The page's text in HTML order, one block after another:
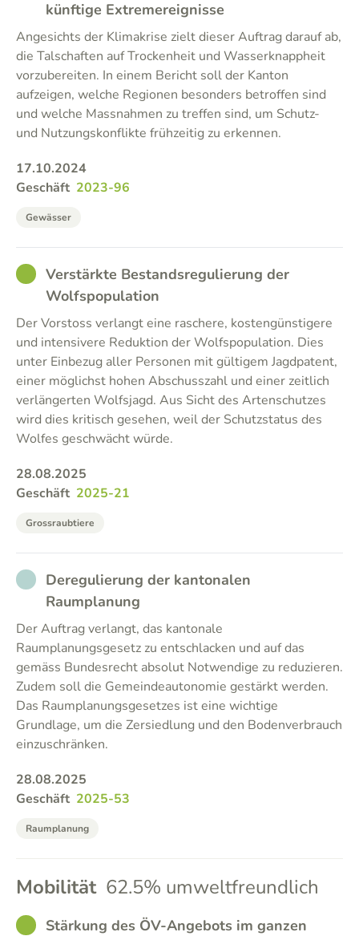
künftige Extremereignisse
Angesichts der Klimakrise zielt dieser Auftrag darauf ab,
die Talschaften auf Trockenheit und Wasserknappheit
vorzubereiten. In einem Bericht soll der Kanton
aufzeigen, welche Regionen besonders betroffen sind
und welche Massnahmen zu treffen sind, um Schutz-
und Nutzungskonflikte frühzeitig zu erkennen.
17.10.2024
Geschäft 2023-96
Gewässer
GOODVerstärkte Bestandsregulierung der
Wolfspopulation
Der Vorstoss verlangt eine raschere, kostengünstigere
und intensivere Reduktion der Wolfspopulation. Dies
unter Einbezug aller Personen mit gültigem Jagdpatent,
einer möglichst hohen Abschusszahl und einer zeitlich
verlängerten Wolfsjagd. Aus Sicht des Artenschutzes
wird dies kritisch gesehen, weil der Schutzstatus des
Wolfes geschwächt würde.
28.08.2025
Geschäft 2025-21
Grossraubtiere
NOT_PARTICIPATED
Deregulierung der kantonalen
Raumplanung
Der Auftrag verlangt, das kantonale
Raumplanungsgesetz zu entschlacken und auf das
gemäss Bundesrecht absolut Notwendige zu reduzieren.
Zudem soll die Gemeindeautonomie gestärkt werden.
Das Raumplanungsgesetzes ist eine wichtige
Grundlage, um die Zersiedlung und den Bodenverbrauch
einzuschränken.
28.08.2025
Geschäft 2025-53
Raumplanung
Mobilität 62.5% umweltfreundlich
GOODStärkung des ÖV-Angebots im ganzen